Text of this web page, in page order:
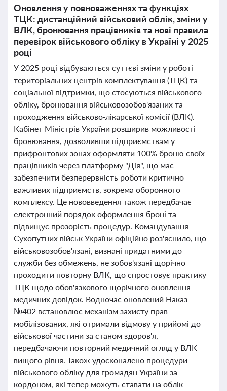
Оновлення у повноваженнях та функціях
ТЦК: дистанційний військовий облік, зміни у
ВЛК, бронювання працівників та нові правила
перевірок військового обліку в Україні у 2025
році
У 2025 році відбуваються суттєві зміни у роботі
територіальних центрів комплектування (ТЦК) та
соціальної підтримки, що стосуються військового
обліку, бронювання військовозобов'язаних та
проходження військово-лікарської комісії (ВЛК).
Кабінет Міністрів України розширив можливості
бронювання, дозволивши підприємствам у
прифронтових зонах оформляти 100% броню своїх
працівників через платформу "Дія", що має
забезпечити безперервність роботи критично
важливих підприємств, зокрема оборонного
комплексу. Це нововведення також передбачає
електронний порядок оформлення броні та
підвищує прозорість процедур. Командування
Сухопутних військ України офіційно роз'яснило, що
військовозобов'язані, визнані придатними до
служби без обмежень, не зобов'язані щорічно
проходити повторну ВЛК, що спростовує практику
ТЦК щодо обов'язкового щорічного оновлення
медичних довідок. Водночас оновлений Наказ
№402 встановлює механізм захисту прав
мобілізованих, які отримали відмову у прийомі до
військової частини за станом здоров'я,
передбачаючи повторний медичний огляд у ВЛК
вищого рівня. Також удосконалено процедури
військового обліку для громадян України за
кордоном, які тепер можуть ставати на облік